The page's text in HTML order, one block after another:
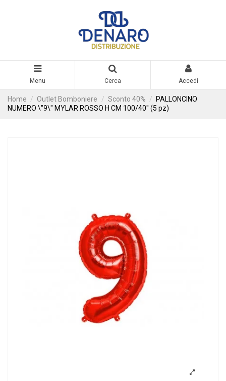
Menu Cerca Accedi
Home Outlet Bomboniere Sconto 40%
PALLONCINO
NUMERO \"9\" MYLAR ROSSO H CM 100/40'' (5 pz)